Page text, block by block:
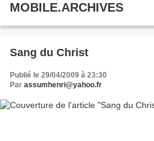
MOBILE.ARCHIVES
Sang du Christ
Publié le 29/04/2009 à 23:30
Par assumhenri@yahoo.fr